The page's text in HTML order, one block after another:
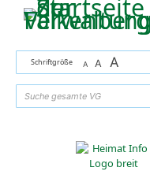
Zum Inhalt,zur Navigationoder
Schriftgröße A A A